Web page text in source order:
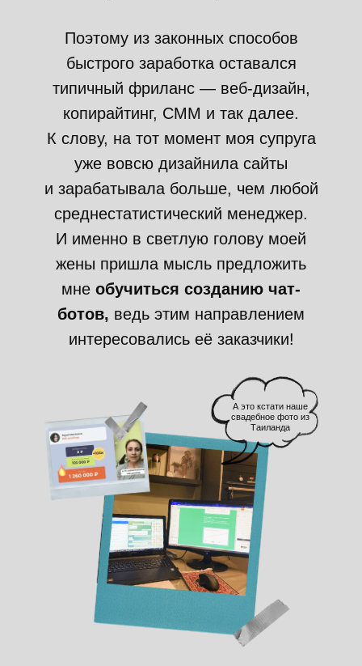
Поэтому из законных способов
быстрого заработка оставался
типичный фриланс — веб-дизайн,
копирайтинг, СММ и так далее.
К слову, на тот момент моя супруга
уже вовсю дизайнила сайты
и зарабатывала больше, чем любой
среднестатистический менеджер.
И именно в светлую голову моей
жены пришла мысль предложить
мне обучиться созданию чат-
ботов, ведь этим направлением
интересовались её заказчики!
А это кстати наше
свадебное фото из
Таиланда